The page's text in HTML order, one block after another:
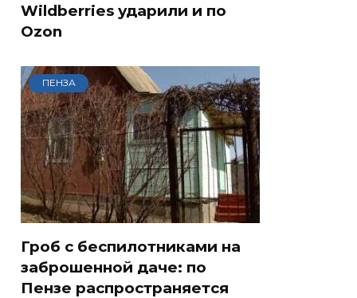
Wildberries ударили и по
Ozon
ПЕНЗА
Гроб с беспилотниками на
заброшенной даче: по
Пензе распространяется